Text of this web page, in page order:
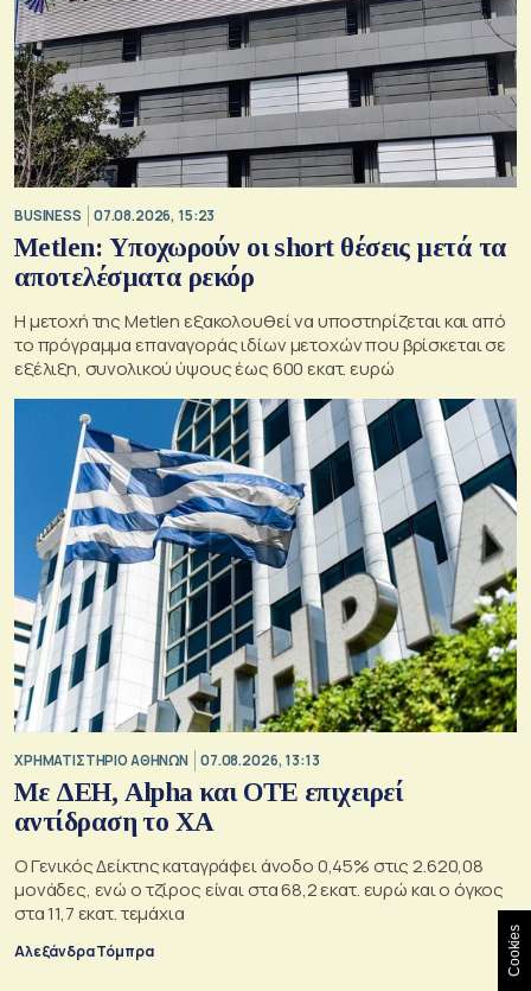
BUSINESS 07.08.2026, 15:23
Metlen: Υποχωρούν οι short θέσεις μετά τα
αποτελέσματα ρεκόρ
Η μετοχή της Metlen εξακολουθεί να υποστηρίζεται και από
το πρόγραμμα επαναγοράς ιδίων μετοχών που βρίσκεται σε
εξέλιξη, συνολικού ύψους έως 600 εκατ. ευρώ
XΡΗΜΑΤΙΣΤΗΡΙΟ ΑΘΗΝΩΝ 07.08.2026, 13:13
Με ΔΕΗ, Alpha και ΟΤΕ επιχειρεί
αντίδραση το ΧΑ
Ο Γενικός Δείκτης καταγράφει άνοδο 0,45% στις 2.620,08
μονάδες, ενώ ο τζίρος είναι στα 68,2 εκατ. ευρώ και ο όγκος
στα 11,7 εκατ. τεμάχια
Αλεξάνδρα Τόμπρα Cookies